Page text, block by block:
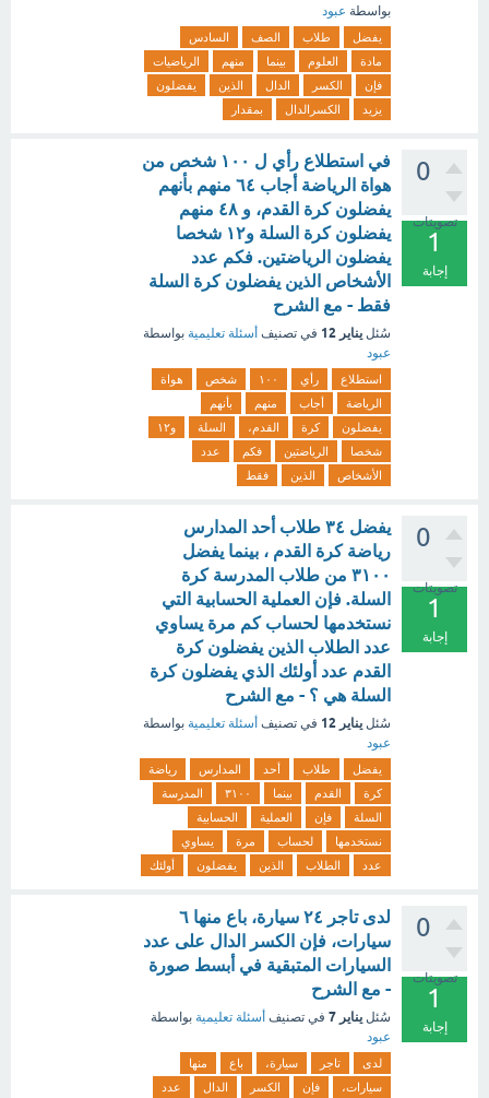
بواسطة عبود
يفضل طلاب الصف
السادس
مادة
العلوم بينما منهم
الرياضيات
فإن
الكسر الدال الذين
يفضلون
يزيد
الكسرالدال بمقدار
0
تصويتات
1
إجابة
في استطلاع رأي ل ١٠٠ شخص من
هواة الرياضة أجاب ٦٤ منهم بأنهم
يفضلون كرة القدم، و ٤٨ منهم
يفضلون كرة السلة و١٢ شخصا
يفضلون الرياضتين. فكم عدد
الأشخاص الذين يفضلون كرة السلة
فقط - مع الشرح
سُئل يناير 12 في تصنيف أسئلة تعليمية بواسطة
عبود
استطلاع رأي ١٠٠ شخص
هواة
الرياضة
أجاب منهم
بأنهم
يفضلون
كرة القدم، السلة
و١٢
شخصا
الرياضتين فكم
عدد
الأشخاص
الذين فقط
0
تصويتات
1
إجابة
يفضل ٣٤ طلاب أحد المدارس
رياضة كرة القدم ، بينما يفضل
٣١٠٠ من طلاب المدرسة كرة
السلة. فإن العملية الحسابية التي
نستخدمها لحساب كم مرة يساوي
عدد الطلاب الذين يفضلون كرة
القدم عدد أولئك الذي يفضلون كرة
السلة هي ؟ - مع الشرح
سُئل يناير 12 في تصنيف أسئلة تعليمية بواسطة
عبود
يفضل طلاب أحد المدارس
رياضة
كرة
القدم بينما ٣١٠٠
المدرسة
السلة
فإن العملية
الحسابية
نستخدمها
لحساب مرة
يساوي
عدد
الطلاب الذين يفضلون أولئك
0
تصويتات
1
إجابة
لدى تاجر ٢٤ سيارة، باع منها ٦
سيارات، فإن الكسر الدال على عدد
السيارات المتبقية في أبسط صورة
- مع الشرح
سُئل يناير 7 في تصنيف أسئلة تعليمية بواسطة
عبود
لدى تاجر سيارة، باع
منها
سيارات،
فإن الكسر الدال عدد